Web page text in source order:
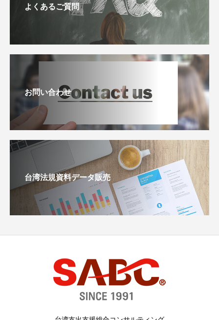
よくあるご質問
お問い合わせ
台湾法規資料データ販売